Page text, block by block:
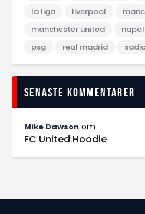
la liga
liverpool
manchester united
psg
real madrid
Senaste kommentarer
Mike Dawson om
FC United Hoodie